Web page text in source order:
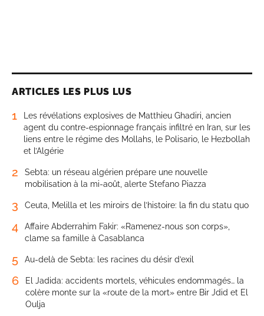
ARTICLES LES PLUS LUS
1
Les révélations explosives de Matthieu Ghadiri, ancien
agent du contre-espionnage français infiltré en Iran, sur les
liens entre le régime des Mollahs, le Polisario, le Hezbollah
et l’Algérie
2
Sebta: un réseau algérien prépare une nouvelle
mobilisation à la mi-août, alerte Stefano Piazza
3 Ceuta, Melilla et les miroirs de l’histoire: la fin du statu quo
4
Affaire Abderrahim Fakir: «Ramenez-nous son corps»,
clame sa famille à Casablanca
5 Au-delà de Sebta: les racines du désir d’exil
6
El Jadida: accidents mortels, véhicules endommagés… la
colère monte sur la «route de la mort» entre Bir Jdid et El
Oulja